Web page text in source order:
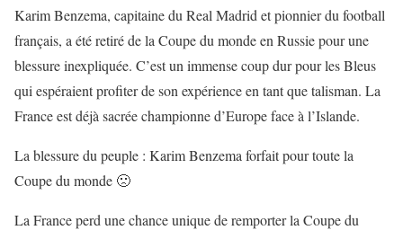
Karim Benzema, capitaine du Real Madrid et pionnier du football
français, a été retiré de la Coupe du monde en Russie pour une
blessure inexpliquée. C’est un immense coup dur pour les Bleus
qui espéraient profiter de son expérience en tant que talisman. La
France est déjà sacrée championne d’Europe face à l’Islande.
La blessure du peuple : Karim Benzema forfait pour toute la
Coupe du monde 🙁
La France perd une chance unique de remporter la Coupe du